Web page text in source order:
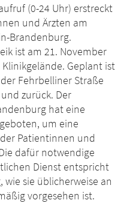
(0-24 Uhr) erstreckt
und Ärzten am
Brandenburg.
ist am 21. November
Geplant ist
Fehrbelliner Straße
zurück. Der
hat eine
um eine
Patientinnen und
dafür notwendige
Dienst entspricht
wie sie üblicherweise an
vorgesehen ist.